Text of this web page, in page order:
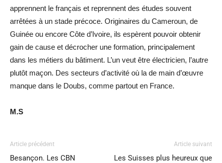
apprennent le français et reprennent des études souvent
arrêtées à un stade précoce. Originaires du Cameroun, de
Guinée ou encore Côte d’Ivoire, ils espèrent pouvoir obtenir
gain de cause et décrocher une formation, principalement
dans les métiers du bâtiment. L’un veut être électricien, l’autre
plutôt maçon. Des secteurs d’activité où la de main d’œuvre
manque dans le Doubs, comme partout en France.
M.S
Article précédent
Besançon. Les CBN
Article suivant
Les Suisses plus heureux que